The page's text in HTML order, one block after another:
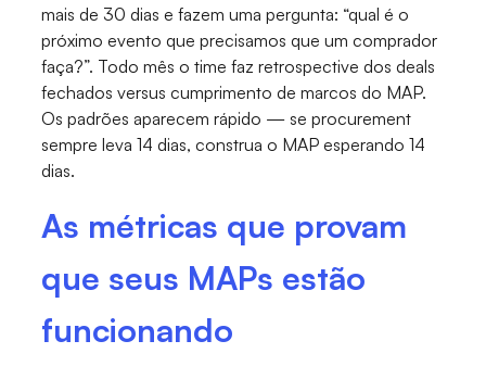
mais de 30 dias e fazem uma pergunta: “qual é o
próximo evento que precisamos que um comprador
faça?”. Todo mês o time faz retrospective dos deals
fechados versus cumprimento de marcos do MAP.
Os padrões aparecem rápido — se procurement
sempre leva 14 dias, construa o MAP esperando 14
dias.
As métricas que provam
que seus MAPs estão
funcionando